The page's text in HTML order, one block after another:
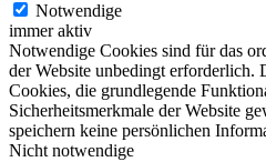
Notwendige
immer aktiv
Notwendige Cookies sind für das
der Website unbedingt erforderlich.
Cookies, die grundlegende
Sicherheitsmerkmale der Website
speichern keine persönlichen
Nicht notwendige